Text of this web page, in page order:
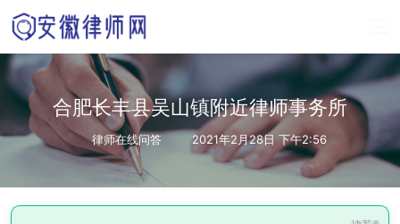
合肥长丰县吴山镇附近律师事务所
律师在线问答 2021年2月28日 下午2:56